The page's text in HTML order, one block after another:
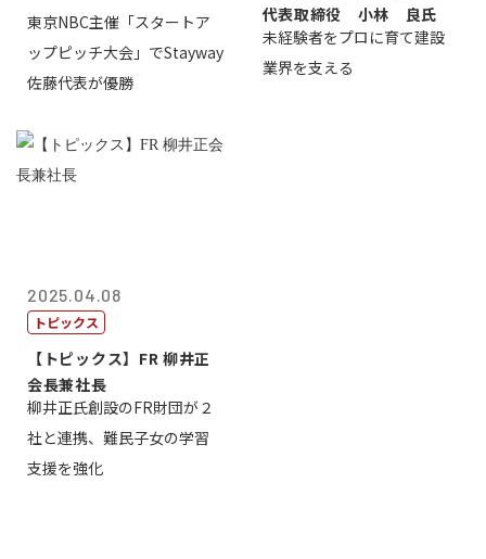
東京NBC主催「スタートア
ップピッチ大会」でStayway
佐藤代表が優勝
代表取締役 小林 良氏
未経験者をプロに育て建設
業界を支える
2025.04.08
トピックス
【トピックス】FR 柳井正
会長兼社長
柳井正氏創設のFR財団が２
社と連携、難民子女の学習
支援を強化